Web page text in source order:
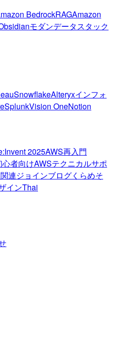
BedrockRAGAmazon
モダンデータスタック
SnowflakeAlteryxインフォ
SplunkVision OneNotion
2025AWS再入門
心者向けAWSテクニカルサポ
連ジョインブログくらめそ
インThai